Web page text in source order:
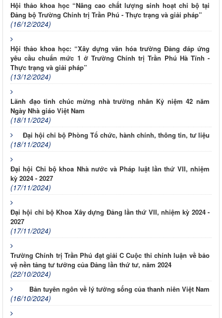
Hội thảo khoa học “Nâng cao chất lượng sinh hoạt chi bộ tại
Đảng bộ Trường Chính trị Trần Phú - Thực trạng và giải pháp”
(16/12/2024)
Hội thảo khoa học: “Xây dựng văn hóa trường Đảng đáp ứng
yêu cầu chuẩn mức 1 ở Trường Chính trị Trần Phú Hà Tĩnh -
Thực trạng và giải pháp”
(13/12/2024)
Lãnh đạo tỉnh chúc mừng nhà trường nhân Kỷ niệm 42 năm
Ngày Nhà giáo Việt Nam
(18/11/2024)
Đại hội chi bộ Phòng Tổ chức, hành chính, thông tin, tư liệu
(18/11/2024)
Đại hội Chi bộ khoa Nhà nước và Pháp luật lần thứ VII, nhiệm
kỳ 2024 - 2027
(17/11/2024)
Đại hội chi bộ Khoa Xây dựng Đảng lần thứ VII, nhiệm kỳ 2024 -
2027
(17/11/2024)
Trường Chính trị Trần Phú đạt giải C Cuộc thi chính luận về bảo
vệ nền tảng tư tưởng của Đảng lần thứ tư, năm 2024
(22/10/2024)
Bản tuyên ngôn về lý tưởng sống của thanh niên Việt Nam
(16/10/2024)